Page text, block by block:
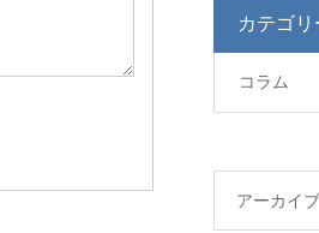
カテゴリ
コラム
アーカイブ